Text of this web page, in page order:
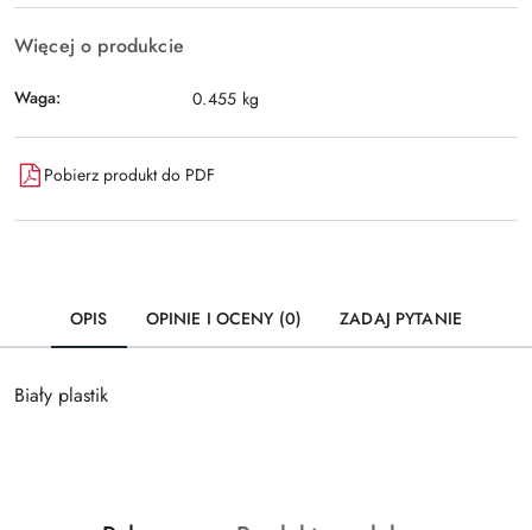
Więcej o produkcie
Waga: 0.455 kg
Pobierz produkt do PDF
OPIS OPINIE I OCENY (0) ZADAJ PYTANIE
Biały plastik